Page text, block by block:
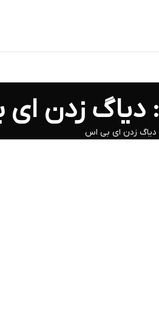
دیاگ زدن ای بی اس